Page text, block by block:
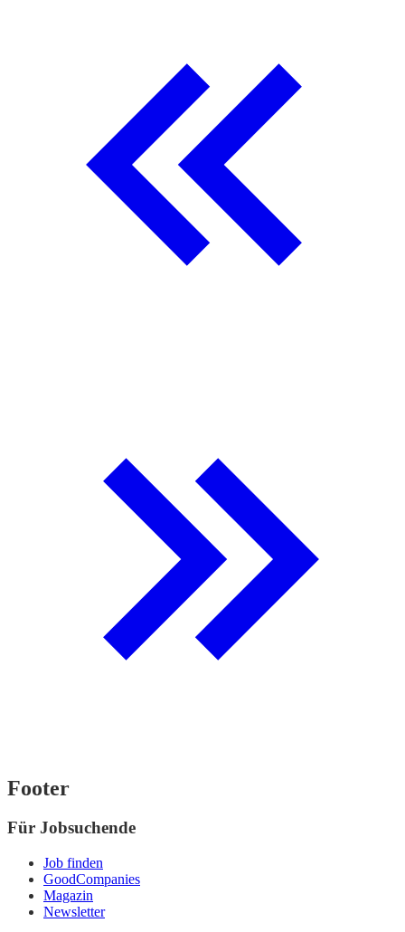
Footer
Für Jobsuchende
Job finden
GoodCompanies
Magazin
Newsletter